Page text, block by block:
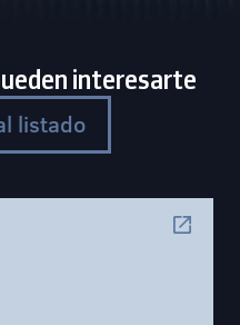
interesarte
listado